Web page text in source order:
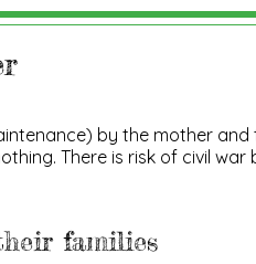
by the mother and
There is risk of civil war
families